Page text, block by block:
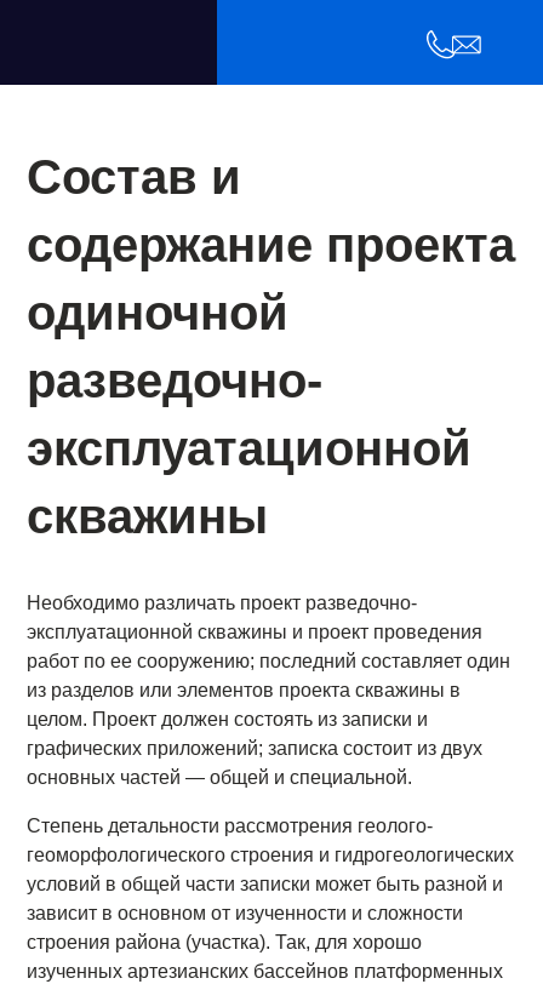
Состав и
содержание проекта
одиночной
разведочно-
эксплуатационной
скважины
Необходимо различать проект разведочно-
эксплуатационной скважины и проект проведения
работ по ее сооружению; последний составляет один
из разделов или элементов проекта скважины в
целом. Проект должен состоять из записки и
графических приложений; записка состоит из двух
основных частей — общей и специальной.
Степень детальности рассмотрения геолого-
геоморфологического строения и гидрогеологических
условий в общей части записки может быть разной и
зависит в основном от изученности и сложности
строения района (участка). Так, для хорошо
изученных артезианских бассейнов платформенных